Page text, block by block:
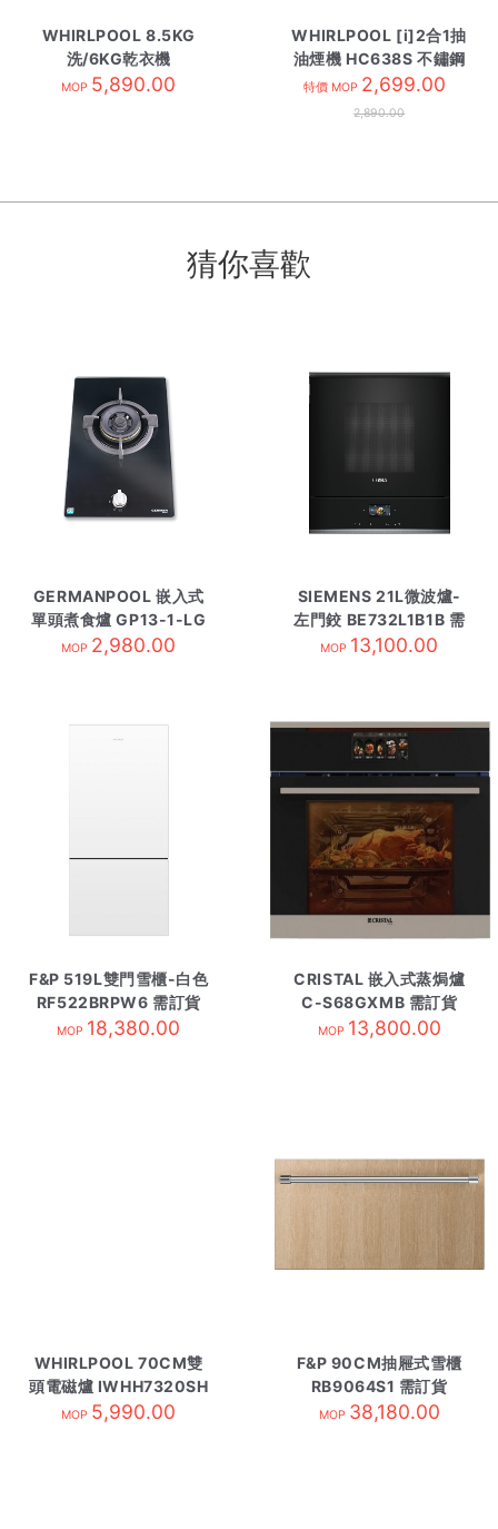
WHIRLPOOL 8.5KG
洗/6KG乾衣機
WWHB485602GW
MOP 5,890.00
WHIRLPOOL [i]2合1抽
油煙機 HC638S 不鏽鋼
色
特價 MOP 2,699.00
2,890.00
猜你喜歡
GERMANPOOL 嵌入式
單頭煮食爐 GP13-1-LG
MOP 2,980.00
SIEMENS 21L微波爐-
左門鉸 BE732L1B1B 需
訂貨
MOP 13,100.00
F&P 519L雙門雪櫃-白色
RF522BRPW6 需訂貨
MOP 18,380.00
CRISTAL 嵌入式蒸焗爐
C-S68GXMB 需訂貨
MOP 13,800.00
WHIRLPOOL 70CM雙
頭電磁爐 IWHH7320SH
MOP 5,990.00
F&P 90CM抽屜式雪櫃
RB9064S1 需訂貨
MOP 38,180.00